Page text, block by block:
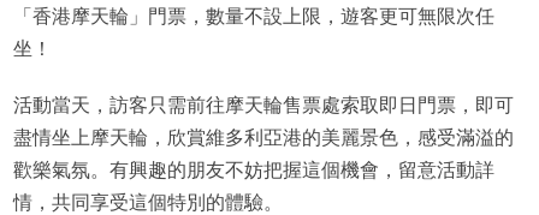
「香港摩天輪」門票，數量不設上限，遊客更可無限次任
坐！
活動當天，訪客只需前往摩天輪售票處索取即日門票，即可
盡情坐上摩天輪，欣賞維多利亞港的美麗景色，感受滿溢的
歡樂氣氛。有興趣的朋友不妨把握這個機會，留意活動詳
情，共同享受這個特別的體驗。